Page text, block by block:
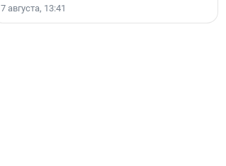
7 августа, 13:41